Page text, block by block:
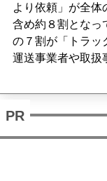
より依頼」が全体
含め約８割となっ
の７割が「トラッ
運送事業者や取扱